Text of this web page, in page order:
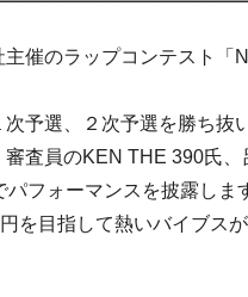
主催のラップコンテスト
予選、２次予選を勝ち抜
審査員のKEN THE 390氏
パフォーマンスを披露しま
を目指して熱いバイブス